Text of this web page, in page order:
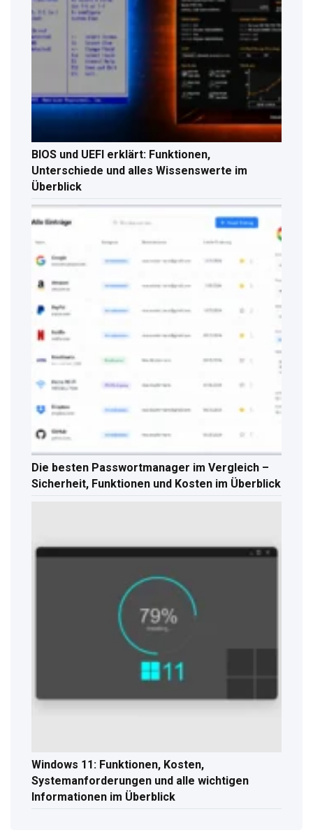
BIOS und UEFI erklärt: Funktionen,
Unterschiede und alles Wissenswerte im
Überblick
Die besten Passwortmanager im Vergleich –
Sicherheit, Funktionen und Kosten im Überblick
Windows 11: Funktionen, Kosten,
Systemanforderungen und alle wichtigen
Informationen im Überblick